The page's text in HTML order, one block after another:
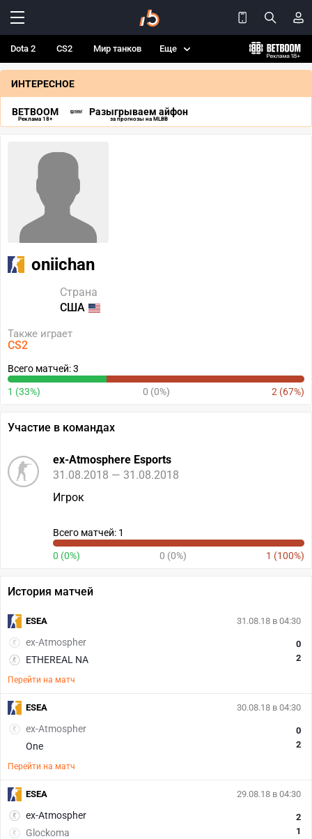
Dota 2 CS2 Мир танков Еще
ИНТЕРЕСНОЕ
BETBOOM
Реклама 18+
Разыгрываем айфон
за прогнозы на MLBB
oniichan
Страна
США
Также играет
CS2
Всего матчей: 3
1 (33%) 0 (0%) 2 (67%)
Участие в командах
ex-Atmosphere Esports
31.08.2018 — 31.08.2018
Игрок
Всего матчей: 1
0 (0%) 0 (0%) 1 (100%)
История матчей
31.08.18 в 04:30
ex-Atmospher
ETHEREAL NA
0
2
Перейти на матч
ESEA
30.08.18 в 04:30
ex-Atmospher
One
0
2
Перейти на матч
ESEA
29.08.18 в 04:30
ex-Atmospher
Glockoma
2
1
ESEA